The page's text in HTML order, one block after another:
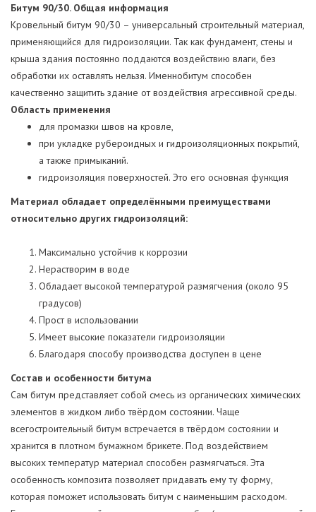
Битум 90/30. Общая информация
Кровельный битум 90/30 – универсальный строительный материал,
применяющийся для гидроизоляции. Так как фундамент, стены и
крыша здания постоянно поддаются воздействию влаги, без
обработки их оставлять нельзя. Именнобитум способен
качественно защитить здание от воздействия агрессивной среды.
Область применения
для промазки швов на кровле,
при укладке рубероидных и гидроизоляционных покрытий,
а также примыканий.
гидроизоляция поверхностей. Это его основная функция
Материал обладает определёнными преимуществами
относительно других гидроизоляций:
Максимально устойчив к коррозии
Нерастворим в воде
Обладает высокой температурой размягчения (около 95
градусов)
Прост в использовании
Имеет высокие показатели гидроизоляции
Благодаря способу производства доступен в цене
Состав и особенности битума
Сам битум представляет собой смесь из органических химических
элементов в жидком либо твёрдом состоянии. Чаще
всегостроительный битум встречается в твёрдом состоянии и
хранится в плотном бумажном брикете. Под воздействием
высоких температур материал способен размягчаться. Эта
особенность композита позволяет придавать ему ту форму,
которая поможет использовать битум с наименьшим расходом.